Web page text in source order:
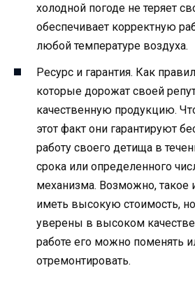
холодной погоде не теряет
обеспечивает корректную
любой температуре воздуха.
Ресурс и гарантия. Как
которые дорожат своей
качественную продукцию.
этот факт они гарантируют
работу своего детища в
срока или определенного
механизма. Возможно, такое
иметь высокую стоимость,
уверены в высоком
работе его можно поменять
отремонтировать.